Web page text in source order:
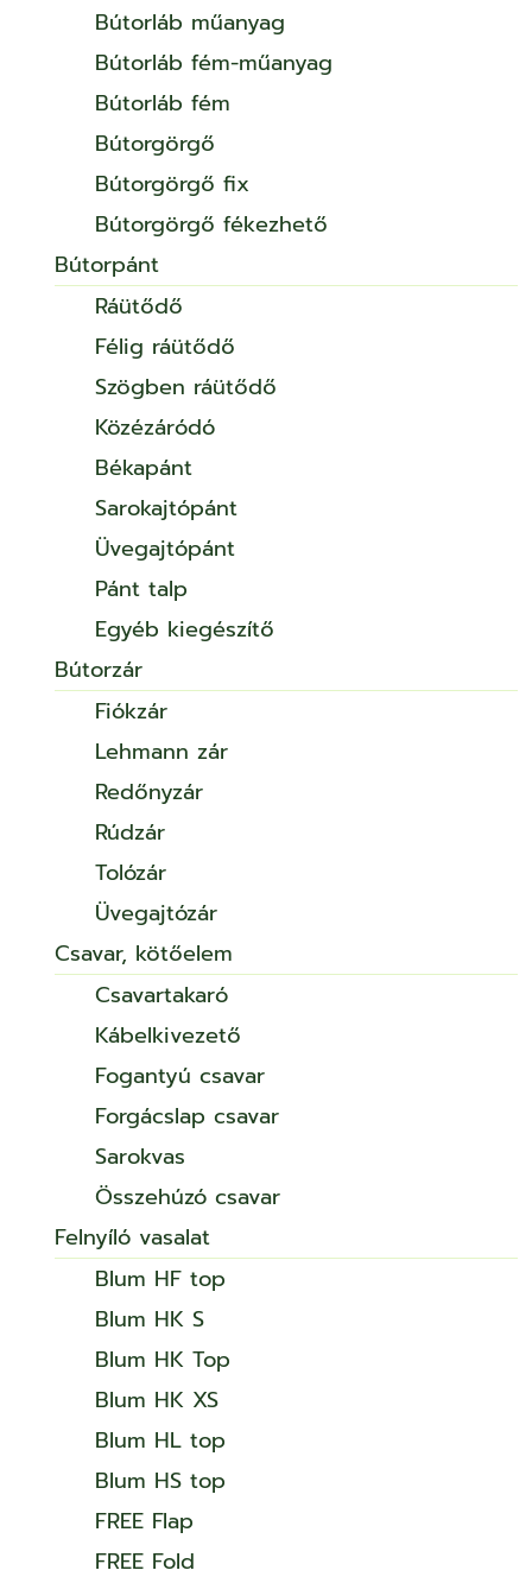
Bútorláb műanyag
Bútorláb fém-műanyag
Bútorláb fém
Bútorgörgő
Bútorgörgő fix
Bútorgörgő fékezhető
Bútorpánt
Ráütődő
Félig ráütődő
Szögben ráütődő
Közézáródó
Békapánt
Sarokajtópánt
Üvegajtópánt
Pánt talp
Egyéb kiegészítő
Bútorzár
Fiókzár
Lehmann zár
Redőnyzár
Rúdzár
Tolózár
Üvegajtózár
Csavar, kötőelem
Csavartakaró
Kábelkivezető
Fogantyú csavar
Forgácslap csavar
Sarokvas
Összehúzó csavar
Felnyíló vasalat
Blum HF top
Blum HK S
Blum HK Top
Blum HK XS
Blum HL top
Blum HS top
FREE Flap
FREE Fold